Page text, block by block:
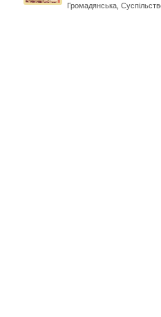
Громадянська ,